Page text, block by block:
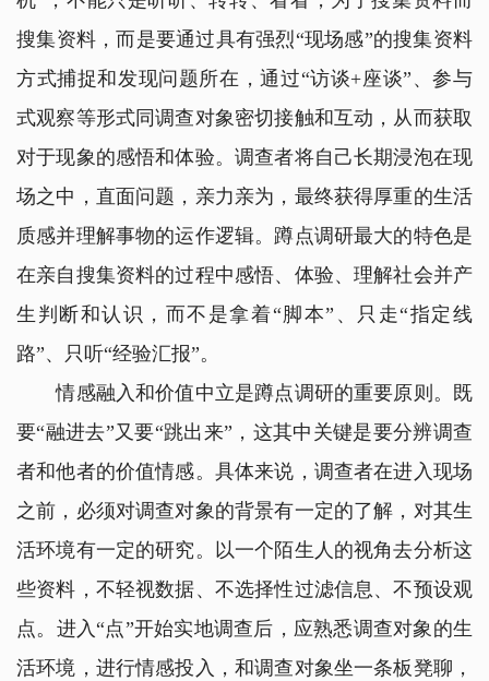
搜集资料，而是要通过具有强烈“现场感”的搜集资料
方式捕捉和发现问题所在，通过“访谈+座谈”、参与
式观察等形式同调查对象密切接触和互动，从而获取
对于现象的感悟和体验。调查者将自己长期浸泡在现
场之中，直面问题，亲力亲为，最终获得厚重的生活
质感并理解事物的运作逻辑。蹲点调研最大的特色是
在亲自搜集资料的过程中感悟、体验、理解社会并产
生判断和认识，而不是拿着“脚本”、只走“指定线
路”、只听“经验汇报”。
情感融入和价值中立是蹲点调研的重要原则。既
要“融进去”又要“跳出来”，这其中关键是要分辨调查
者和他者的价值情感。具体来说，调查者在进入现场
之前，必须对调查对象的背景有一定的了解，对其生
活环境有一定的研究。以一个陌生人的视角去分析这
些资料，不轻视数据、不选择性过滤信息、不预设观
点。进入“点”开始实地调查后，应熟悉调查对象的生
活环境，进行情感投入，和调查对象坐一条板凳聊，